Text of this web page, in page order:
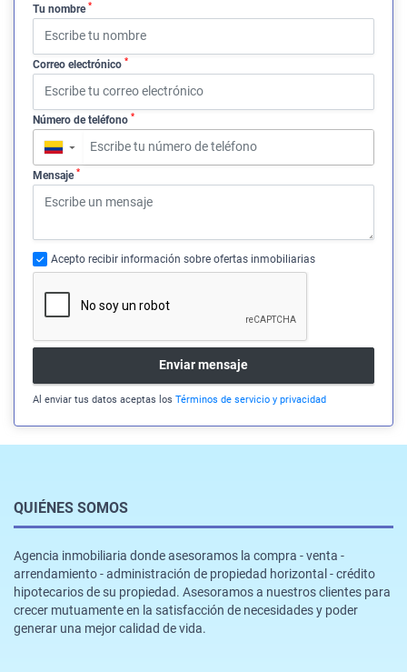
Tu nombre *
Correo electrónico *
Número de teléfono *
▼
Mensaje *
Acepto recibir información sobre ofertas inmobiliarias
Enviar mensaje
Al enviar tus datos aceptas los Términos de servicio y privacidad
QUIÉNES SOMOS
Agencia inmobiliaria donde asesoramos la compra - venta -
arrendamiento - administración de propiedad horizontal - crédito
hipotecarios de su propiedad. Asesoramos a nuestros clientes para
crecer mutuamente en la satisfacción de necesidades y poder
generar una mejor calidad de vida.